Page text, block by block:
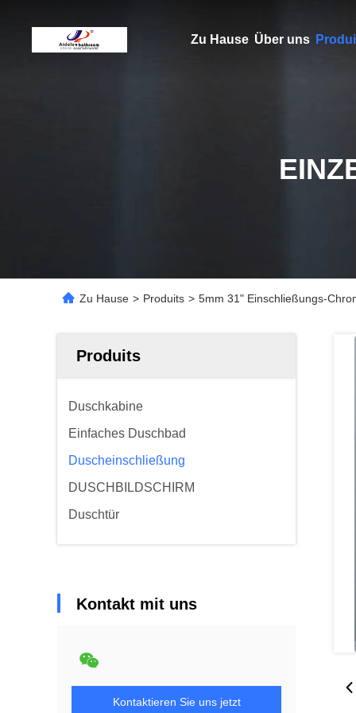
Zu Hause Über uns
Zu Hause > Produits > 5mm 31" Einschließungs-
Produits
Duschkabine
Einfaches Duschbad
Duscheinschließung
DUSCHBILDSCHIRM
Duschtür
Kontakt mit uns
Kontaktieren Sie uns jetzt